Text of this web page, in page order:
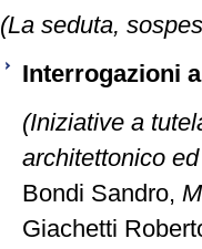
(La seduta,
Interrogazioni
(Iniziative a
architettonico
Bondi Sandro,
Giachetti